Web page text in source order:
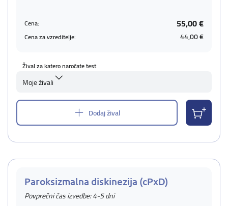
Cena: 55,00 €
Cena za vzreditelje: 44,00 €
Žival za katero naročate test
Moje živali
Dodaj žival
Paroksizmalna diskinezija (cPxD)
Povprečni čas izvedbe: 4-5 dni